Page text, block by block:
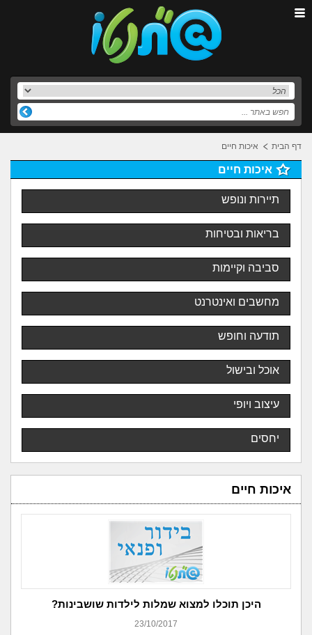
דף הבית איכות חיים
איכות חיים
תיירות ונופש
בריאות ובטיחות
סביבה וקיימות
מחשבים ואינטרנט
תודעה וחופש
אוכל ובישול
עיצוב ויופי
יחסים
איכות חיים
היכן תוכלו למצוא שמלות לילדות שושבינות?
23/10/2017